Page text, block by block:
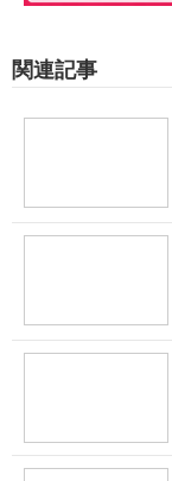
関連記事